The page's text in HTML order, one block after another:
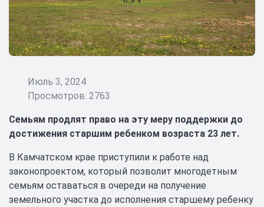
Июль 3, 2024
Просмотров: 2763
Семьям продлят право на эту меру поддержки до
достижения старшим ребенком возраста 23 лет.
В Камчатском крае приступили к работе над
законопроектом, который позволит многодетным
семьям оставаться в очереди на получение
земельного участка до исполнения старшему ребенку